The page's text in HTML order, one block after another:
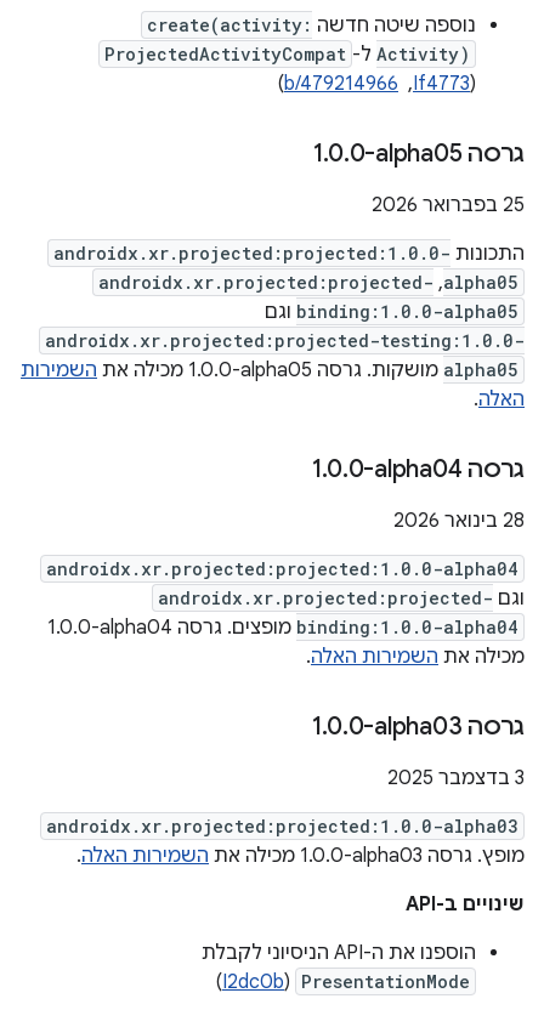
נוספה שיטה חדשה create(activity:
Activity) ל- ProjectedActivityCompat
(
If4773
, ‏
b/479214966
)
גרסה ‎1 .0.0-alpha05
‫25 בפברואר 2026
התכונות androidx.xr.projected:projected:1.0.0-
alpha05
,
androidx.xr.projected:projected-
binding:1.0.0-alpha05 וגם
androidx.xr.projected:projected-testing:1.0.0-
alpha05 מושקות. גרסה ‎1.0.0-alpha05 מכילה את
השמירות
האלה.
גרסה ‎1 .0.0-alpha04
‫28 בינואר 2026
androidx.xr.projected:projected:1.0.0-alpha04
וגם androidx.xr.projected:projected-
binding:1.0.0-alpha04
מופצים. גרסה ‎1.0.0-alpha04
מכילה את השמירות האלה.
גרסה ‎1 .0.0-alpha03
‫3 בדצמבר 2025
androidx.xr.projected:projected:1.0.0-alpha03
מופץ. גרסה ‎1.0.0-alpha03 מכילה את השמירות האלה.
שינויים ב-API
הוספנו את ה-API הניסיוני לקבלת
PresentationMode
(
I2dc0b
)